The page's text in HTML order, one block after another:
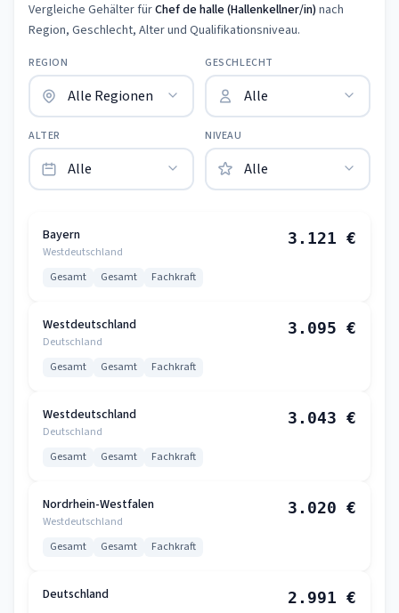
Vergleiche Gehälter fürChef de halle (Hallenkellner/in) nach
Region, Geschlecht, Alter und Qualifikationsniveau.
REGION GESCHLECHT
ALTER NIVEAU
Bayern
Westdeutschland
3.121 €
Gesamt Gesamt Fachkraft
Westdeutschland
Deutschland
3.095 €
Gesamt Gesamt Fachkraft
Westdeutschland
Deutschland
3.043 €
Gesamt Gesamt Fachkraft
Nordrhein-Westfalen
Westdeutschland
3.020 €
Gesamt Gesamt Fachkraft
Deutschland 2.991 €